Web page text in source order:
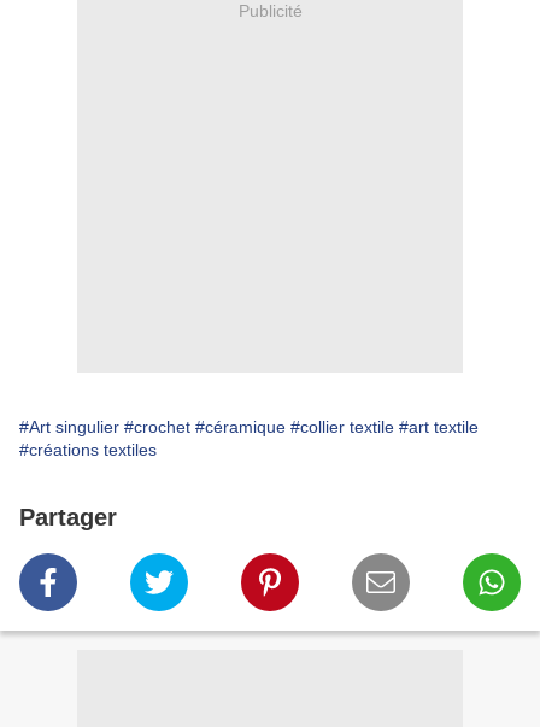
Publicité
#Art singulier #crochet #céramique #collier textile #art textile
#créations textiles
Partager